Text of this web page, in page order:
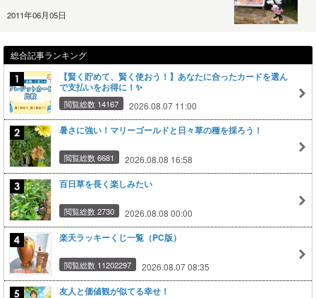
2011年06月05日
総合記事ランキング
【賢く貯めて、賢く使おう！】あなたに合ったカードを選ん
で支払いをお得に！✨
閲覧総数 14167 2026.08.07 11:00
暑さに強い！マリーゴールドと日々草の種を採ろう！
閲覧総数 6681 2026.08.08 16:58
百日草を長く楽しみたい
閲覧総数 2730 2026.08.08 00:00
楽天ラッキーくじ一覧（PC版）
閲覧総数 11202297 2026.08.07 08:35
友人と価値観が似てる幸せ！